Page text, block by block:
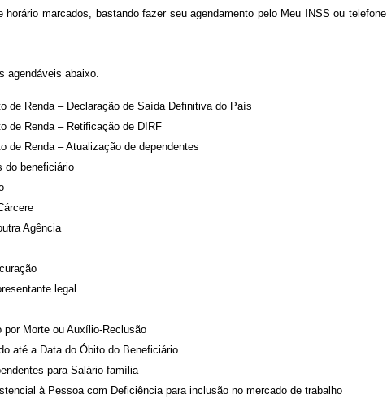
horário marcados, bastando fazer seu agendamento pelo Meu INSS ou telefone
agendáveis abaixo.
de Renda – Declaração de Saída Definitiva do País
de Renda – Retificação de DIRF
de Renda – Atualização de dependentes
do beneficiário
Agência
legal
por Morte ou Auxílio-Reclusão
até a Data do Óbito do Beneficiário
para Salário-família
à Pessoa com Deficiência para inclusão no mercado de trabalho